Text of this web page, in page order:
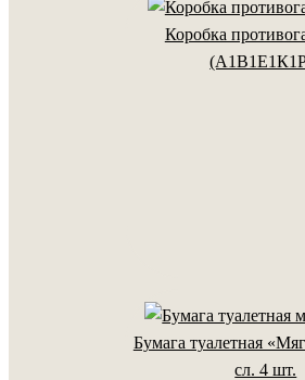
Коробка
Бумага туалетная
сл. 4 шт.